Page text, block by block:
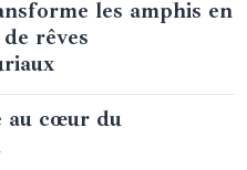
les amphis en
rêves
au cœur du